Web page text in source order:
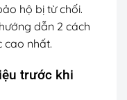
hộ bị từ chối.
dẫn 2 cách
cao nhất.
trước khi